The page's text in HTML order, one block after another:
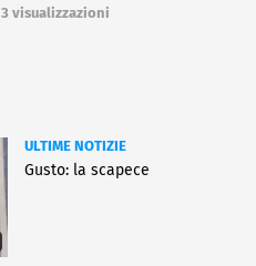
3 visualizzazioni
ULTIME NOTIZIE
Gusto: la scapece